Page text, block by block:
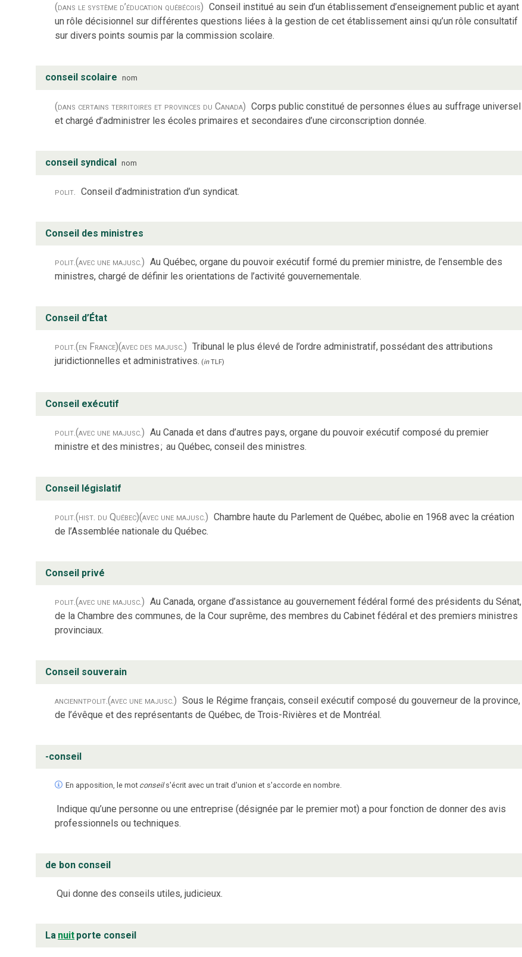
(dans le système d’éducation québécois) Conseil institué au sein d’un établissement d’enseignement public et ayant
un rôle décisionnel sur différentes questions liées à la gestion de cet établissement ainsi qu’un rôle consultatif
sur divers points soumis par la commission scolaire.
conseil scolaire nom
(dans certains territoires et provinces du Canada) Corps public constitué de personnes élues au suffrage universel
et chargé d’administrer les écoles primaires et secondaires d’une circonscription donnée.
conseil syndical nom
polit. Conseil d’administration d’un syndicat.
Conseil des ministres
polit.(avec une majusc.) Au Québec, organe du pouvoir exécutif formé du premier ministre, de l’ensemble des
ministres, chargé de définir les orientations de l’activité gouvernementale.
Conseil d’État
polit.(en France)(avec des majusc.) Tribunal le plus élevé de l’ordre administratif, possédant des attributions
juridictionnelles et administratives. (inTLF)
Conseil exécutif
polit.(avec une majusc.) Au Canada et dans d’autres pays, organe du pouvoir exécutif composé du premier
ministre et des ministres; au Québec, conseil des ministres.
Conseil législatif
polit.(hist. du Québec)(avec une majusc.) Chambre haute du Parlement de Québec, abolie en 1968 avec la création
de l’Assemblée nationale du Québec.
Conseil privé
polit.(avec une majusc.) Au Canada, organe d’assistance au gouvernement fédéral formé des présidents du Sénat,
de la Chambre des communes, de la Cour suprême, des membres du Cabinet fédéral et des premiers ministres
provinciaux.
Conseil souverain
ancienntpolit.(avec une majusc.) Sous le Régime français, conseil exécutif composé du gouverneur de la province,
de l’évêque et des représentants de Québec, de Trois-Rivières et de Montréal.
-conseil
En apposition, le mot conseil s'écrit avec un trait d'union et s'accorde en nombre.
Indique qu’une personne ou une entreprise (désignée par le premier mot) a pour fonction de donner des avis
professionnels ou techniques.
de bon conseil
Qui donne des conseils utiles, judicieux.
La nuit porte conseil